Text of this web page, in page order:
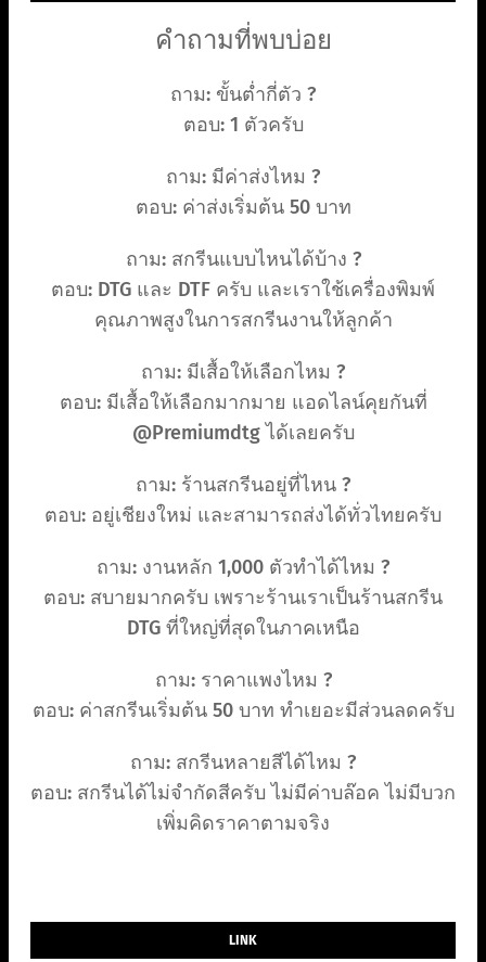
คำถามที่พบบ่อย
ถาม: ขั้นต่ำกี่ตัว ?
ตอบ: 1 ตัวครับ
ถาม: มีค่าส่งไหม ?
ตอบ: ค่าส่งเริ่มต้น 50 บาท
ถาม: สกรีนแบบไหนได้บ้าง ?
ตอบ: DTG และ DTF ครับ และเราใช้เครื่องพิมพ์
คุณภาพสูงในการสกรีนงานให้ลูกค้า
ถาม: มีเสื้อให้เลือกไหม ?
ตอบ: มีเสื้อให้เลือกมากมาย แอดไลน์คุยกันที่
@Premiumdtg ได้เลยครับ
ถาม: ร้านสกรีนอยู่ที่ไหน ?
ตอบ: อยู่เชียงใหม่ และสามารถส่งได้ทั่วไทยครับ
ถาม: งานหลัก 1,000 ตัวทำได้ไหม ?
ตอบ: สบายมากครับ เพราะร้านเราเป็นร้านสกรีน
DTG ที่ใหญ่ที่สุดในภาคเหนือ
ถาม: ราคาแพงไหม ?
ตอบ: ค่าสกรีนเริ่มต้น 50 บาท ทำเยอะมีส่วนลดครับ
ถาม: สกรีนหลายสีได้ไหม ?
ตอบ: สกรีนได้ไม่จำกัดสีครับ ไม่มีค่าบล๊อค ไม่มีบวก
เพิ่มคิดราคาตามจริง
LINK